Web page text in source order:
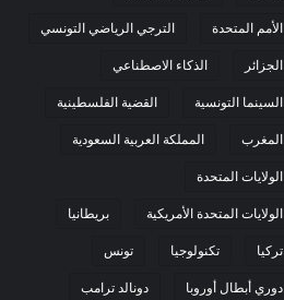
الأمم المتحدة الترجي الرياضي التونسي
الجزائر الذكاء الاصطناعي
السينما التونسية القضية الفلسطينية
المغرب المملكة العربية السعودية
الولايات المتحدة
الولايات المتحدة الأمريكية بريطانيا
تركيا تكنولوجيا تونس
دوري أبطال أوروبا دونالد ترامب